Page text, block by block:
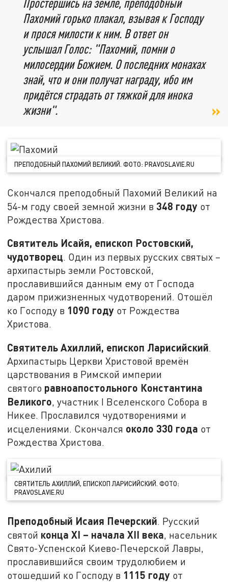
Пахомий горько плакал, взывая к Господу
и прося милости к ним. В ответ он
услышал Голос: "Пахомий, помни о
милосердии Божием. О последних монахах
знай, что и они получат награду, ибо им
придётся страдать от тяжкой для инока
жизни".
ПРЕПОДОБНЫЙ ПАХОМИЙ ВЕЛИКИЙ. ФОТО: PRAVOSLAVIE.RU
Скончался преподобный Пахомий Великий на
54-м году своей земной жизни в 348 году от
Рождества Христова.
Святитель Исайя, епископ Ростовский,
чудотворец. Один из первых русских святых –
архипастырь земли Ростовской,
прославившийся данным ему от Господа
даром прижизненных чудотворений. Отошёл
ко Господу в 1090 году от Рождества
Христова.
Святитель Ахиллий, епископ Ларисийский.
Архипастырь Церкви Христовой времён
царствования в Римской империи
святого равноапостольного Константина
Великого, участник I Вселенского Собора в
Никее. Прославился чудотворениями и
исцелениями. Скончался около 330 года от
Рождества Христова.
СВЯТИТЕЛЬ АХИЛЛИЙ, ЕПИСКОП ЛАРИСИЙСКИЙ. ФОТО:
PRAVOSLAVIE.RU
Преподобный Исаия Печерский. Русский
святой конца XI – начала XII века, насельник
Свято-Успенской Киево-Печерской Лавры,
прославившийся своим трудолюбием и
отошедший ко Господу в 1115 году от